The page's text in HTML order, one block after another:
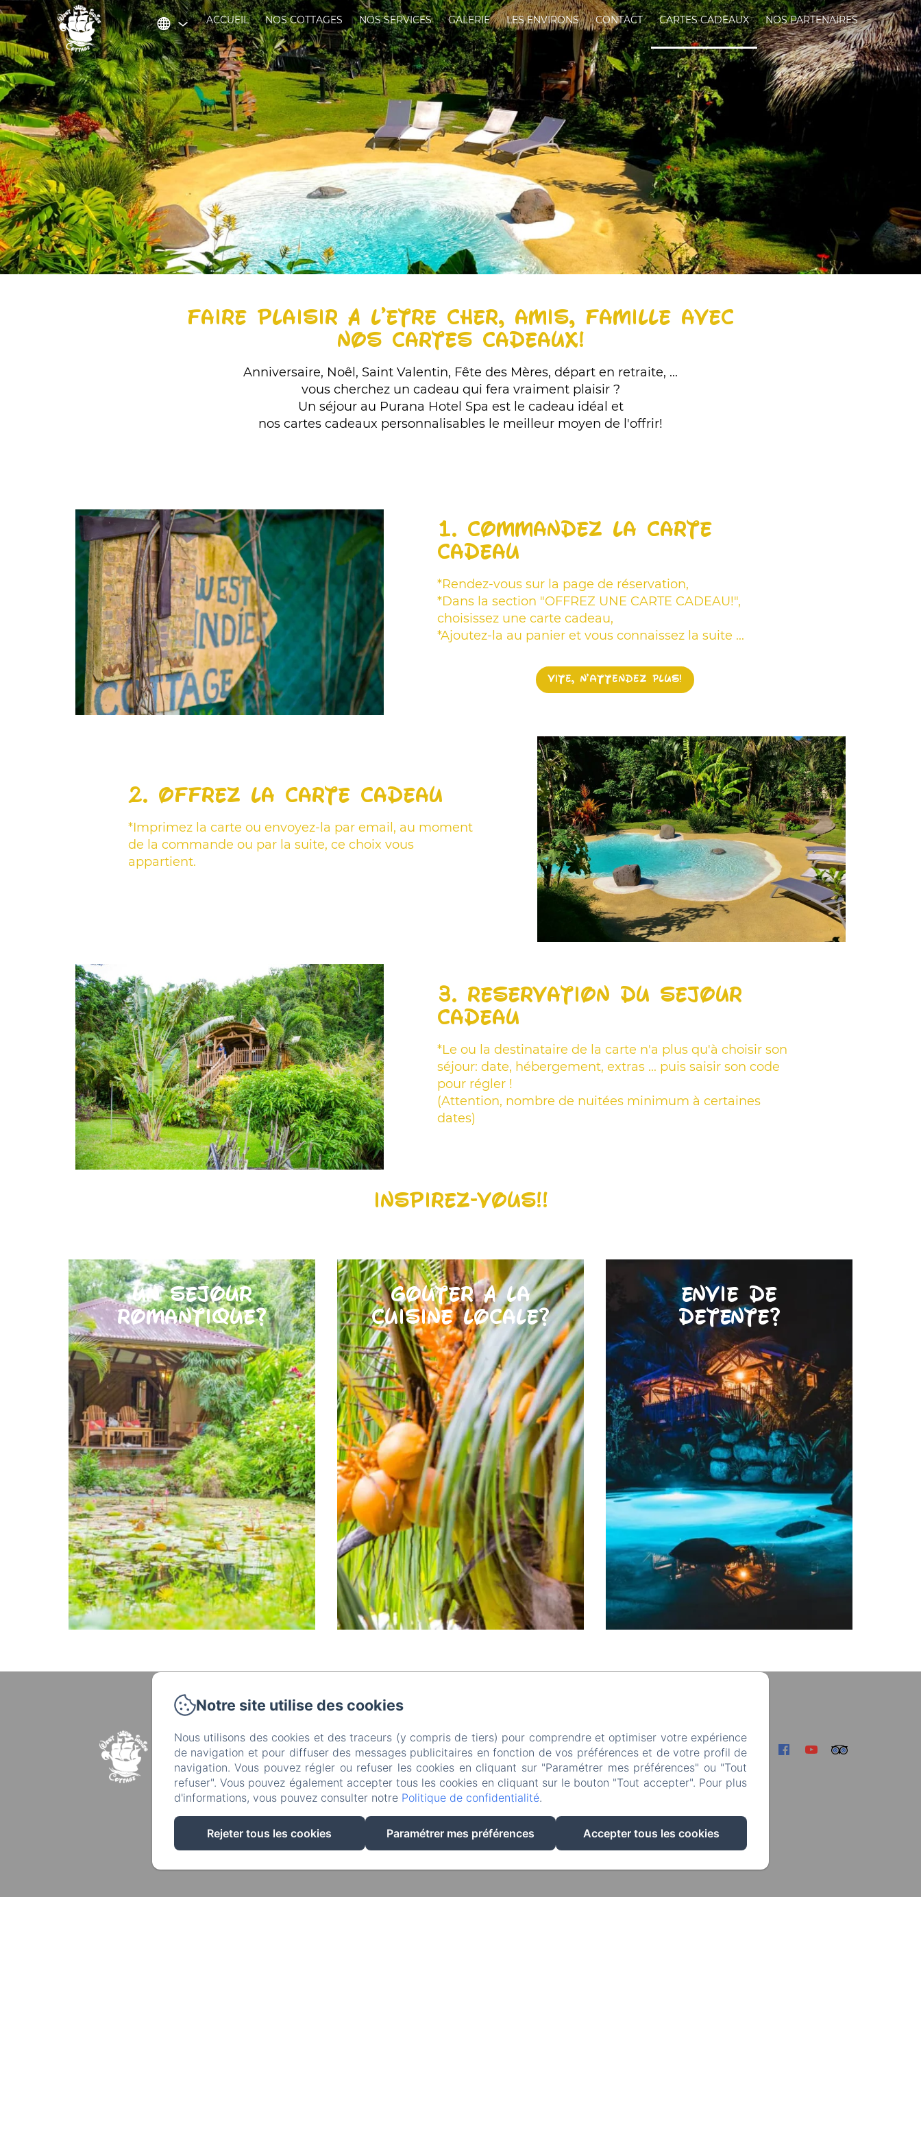
ACCUEIL NOS COTTAGES NOS SERVICES GALERIE LES ENVIRONS CONTACT CARTES CADEAUX NOS PARTENAIRES
FAIRE PLAISIR À L'ÊTRE CHER, AMIS, FAMILLE AVEC
NOS CARTES CADEAUX!
Anniversaire, Noêl, Saint Valentin, Fête des Mères, départ en retraite, ...
vous cherchez un cadeau qui fera vraiment plaisir ?
Un séjour au Purana Hotel Spa est le cadeau idéal et
nos cartes cadeaux personnalisables le meilleur moyen de l'offrir!
1. Commandez la carte
cadeau
*Rendez-vous sur la page de réservation,
*Dans la section "OFFREZ UNE CARTE CADEAU!",
choisissez une carte cadeau,
*Ajoutez-la au panier et vous connaissez la suite ...
Vite, n'attendez plus!
2. Offrez la carte cadeau
*Imprimez la carte ou envoyez-la par email, au moment
de la commande ou par la suite, ce choix vous
appartient.
3. Réservation du séjour
cadeau
*Le ou la destinataire de la carte n'a plus qu'à choisir son
séjour: date, hébergement, extras ... puis saisir son code
pour régler !
(Attention, nombre de nuitées minimum à certaines
dates)
INSPIREZ-VOUS!!
Un séjour
romantique?
Goûter à la
cuisine locale?
Envie de
détente?
contact@westindiescottage.com
Accueil
Nos cottages Nos services Contact Partenaires
EN FR
Créé par Amenitiz
Notre site utilise des cookies
Nous utilisons des cookies et des traceurs (y compris de tiers) pour comprendre et optimiser votre expérience
de navigation et pour diffuser des messages publicitaires en fonction de vos préférences et de votre profil de
navigation. Vous pouvez régler ou refuser les cookies en cliquant sur "Paramétrer mes préférences" ou "Tout
refuser". Vous pouvez également accepter tous les cookies en cliquant sur le bouton "Tout accepter". Pour plus
d'informations, vous pouvez consulter notre Politique de confidentialité.
Rejeter tous les cookies Paramétrer mes préférences Accepter tous les cookies